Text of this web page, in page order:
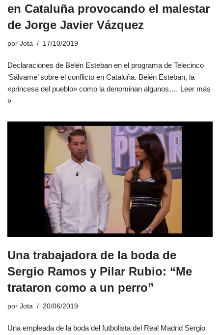
en Cataluña provocando el malestar
de Jorge Javier Vázquez
por Jota 17/10/2019
Declaraciones de Belén Esteban en el programa de Telecinco
‘Sálvame’ sobre el conflicto en Cataluña. Belén Esteban, la
«princesa del pueblo» como la denominan algunos,… Leer más
»
Una trabajadora de la boda de
Sergio Ramos y Pilar Rubio: “Me
trataron como a un perro”
por Jota 20/06/2019
Una empleada de la boda del futbolista del Real Madrid Sergio